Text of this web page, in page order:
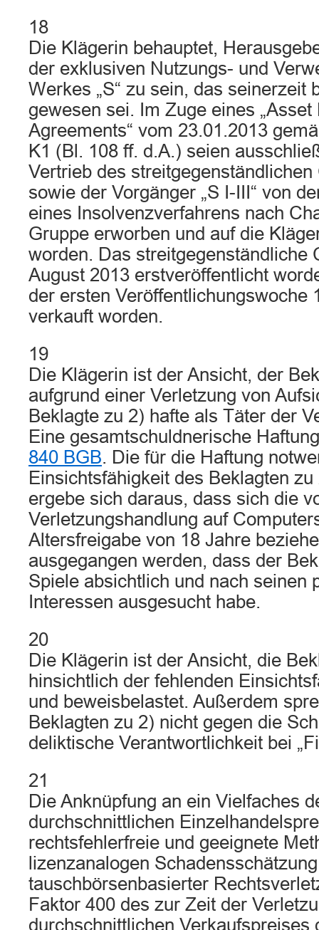
18
Die Klägerin behauptet,
der exklusiven Nutzungs- und
Werkes „S“ zu sein, das seinerzeit
gewesen sei. Im Zuge eines „Asset
Agreements“ vom 23.01.2013
K1 (Bl. 108 ff. d.A.) seien
Vertrieb des
sowie der Vorgänger „S I-III“ von
eines Insolvenzverfahrens nach
Gruppe erworben und auf die
worden. Das streitgegenständliche
August 2013 erstveröffentlicht
der ersten Veröffentlichungswoche
verkauft worden.
19
Die Klägerin ist der Ansicht, der
aufgrund einer Verletzung von
Beklagte zu 2) hafte als Täter der
Eine gesamtschuldnerische
840 BGB. Die für die Haftung
Einsichtsfähigkeit des Beklagten
ergebe sich daraus, dass sich die
Verletzungshandlung auf
Altersfreigabe von 18 Jahre
ausgegangen werden, dass der
Spiele absichtlich und nach seinen
Interessen ausgesucht habe.
20
Die Klägerin ist der Ansicht, die
hinsichtlich der fehlenden
und beweisbelastet. Außerdem
Beklagten zu 2) nicht gegen die
deliktische Verantwortlichkeit bei
21
Die Anknüpfung an ein Vielfaches
durchschnittlichen
rechtsfehlerfreie und geeignete
lizenzanalogen
tauschbörsenbasierter
Faktor 400 des zur Zeit der
durchschnittlichen Verkaufspreises